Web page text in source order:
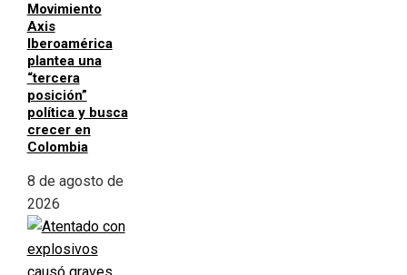
Movimiento
Axis
Iberoamérica
plantea una
“tercera
posición”
política y busca
crecer en
Colombia
8 de agosto de
2026